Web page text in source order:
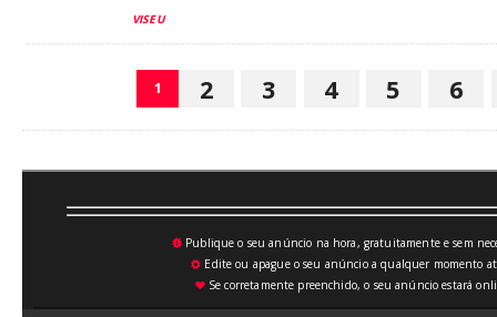
VISEU
1 2 3 4 5 6
💥Publique o seu anúncio na hora, gratuitamente e sem
⚙ Edite ou apague o seu anúncio a qualquer momento
♥Se corretamente preenchido, o seu anúncio estará